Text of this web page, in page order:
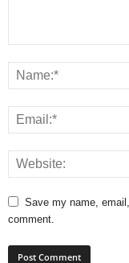
Save my name,
comment.